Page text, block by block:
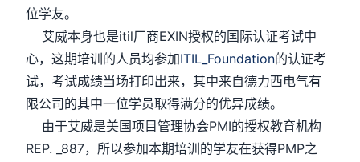
位学友。
艾威本身也是itil厂商EXIN授权的国际认证考试中
心，这期培训的人员均参加ITIL_Foundation的认证考
试，考试成绩当场打印出来，其中来自德力西电气有
限公司的其中一位学员取得满分的优异成绩。
由于艾威是美国项目管理协会PMI的授权教育机构
REP. _887，所以参加本期培训的学友在获得PMP之